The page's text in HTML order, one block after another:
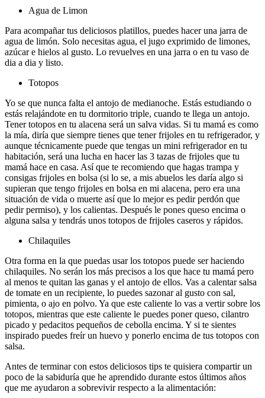
Agua de Limon
Para acompañar tus deliciosos platillos, puedes hacer una jarra de
agua de limón. Solo necesitas agua, el jugo exprimido de limones,
azúcar e hielos al gusto. Lo revuelves en una jarra o en tu vaso de
dia a dia y listo.
Totopos
Yo se que nunca falta el antojo de medianoche. Estás estudiando o
estás relajándote en tu dormitorio triple, cuando te llega un antojo.
Tener totopos en tu alacena será un salva vidas. Si tu mamá es como
la mía, diría que siempre tienes que tener frijoles en tu refrigerador, y
aunque técnicamente puede que tengas un mini refrigerador en tu
habitación, será una lucha en hacer las 3 tazas de frijoles que tu
mamá hace en casa. Así que te recomiendo que hagas trampa y
consigas frijoles en bolsa (si lo se, a mis abuelos les daría algo si
supieran que tengo frijoles en bolsa en mi alacena, pero era una
situación de vida o muerte así que lo mejor es pedir perdón que
pedir permiso), y los calientas. Después le pones queso encima o
alguna salsa y tendrás unos totopos de frijoles caseros y rápidos.
Chilaquiles
Otra forma en la que puedas usar los totopos puede ser haciendo
chilaquiles. No serán los más precisos a los que hace tu mamá pero
al menos te quitan las ganas y el antojo de ellos. Vas a calentar salsa
de tomate en un recipiente, lo puedes sazonar al gusto con sal,
pimienta, o ajo en polvo. Ya que este caliente lo vas a vertir sobre los
totopos, mientras que este caliente le puedes poner queso, cilantro
picado y pedacitos pequeños de cebolla encima. Y si te sientes
inspirado puedes freír un huevo y ponerlo encima de tus totopos con
salsa.
Antes de terminar con estos deliciosos tips te quisiera compartir un
poco de la sabiduría que he aprendido durante estos últimos años
que me ayudaron a sobrevivir respecto a la alimentación: